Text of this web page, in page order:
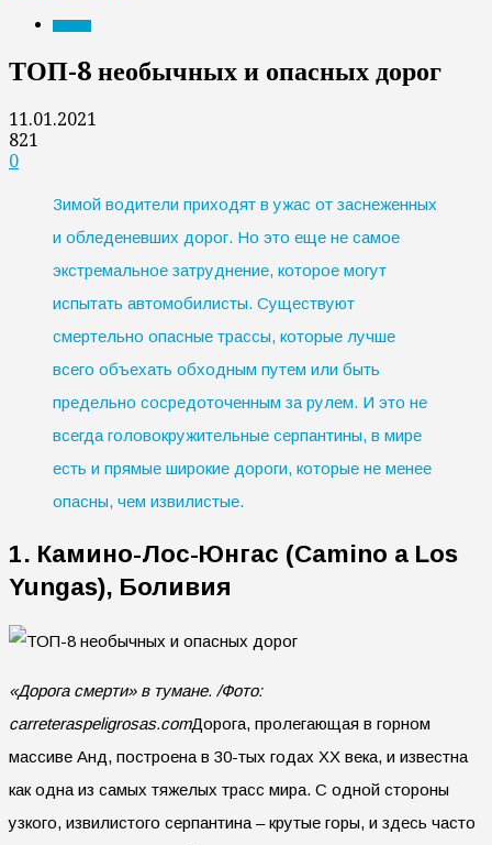
ТОП-8 необычных и опасных дорог
11.01.2021
821
0
Зимой водители приходят в ужас от заснеженных
и обледеневших дорог. Но это еще не самое
экстремальное затруднение, которое могут
испытать автомобилисты. Существуют
смертельно опасные трассы, которые лучше
всего объехать обходным путем или быть
предельно сосредоточенным за рулем. И это не
всегда головокружительные серпантины, в мире
есть и прямые широкие дороги, которые не менее
опасны, чем извилистые.
1. Камино-Лос-Юнгас (Camino a Los
Yungas), Боливия
«Дорога смерти» в тумане. /Фото:
carreteraspeligrosas.comДорога, пролегающая в горном
массиве Анд, построена в 30-тых годах XX века, и известна
как одна из самых тяжелых трасс мира. С одной стороны
узкого, извилистого серпантина – крутые горы, и здесь часто